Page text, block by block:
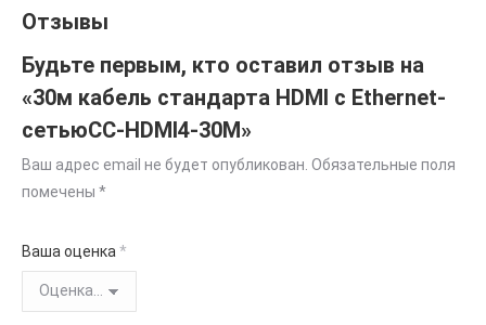
Отзывы
Будьте первым, кто оставил отзыв на
«30м кабель стандарта HDMI c Ethernet-
сетьюCC-HDMI4-30M»
Ваш адрес email не будет опубликован. Обязательные поля
помечены *
Ваша оценка *